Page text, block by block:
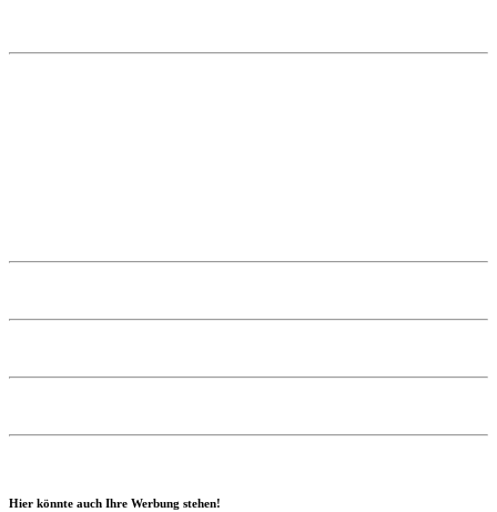
Hier könnte auch Ihre Werbung stehen!